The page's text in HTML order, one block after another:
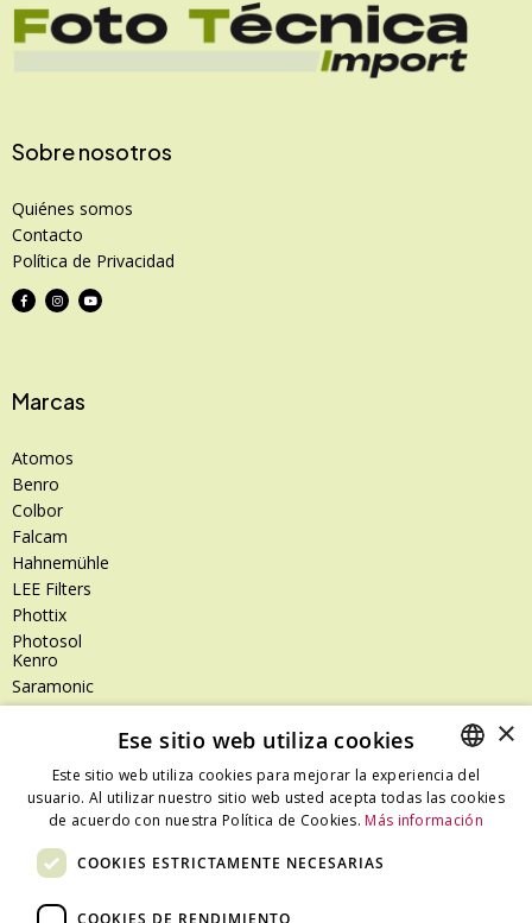
Sobre nosotros
Quiénes somos
Contacto
Política de Privacidad
Marcas
Atomos
Benro
Colbor
Falcam
Hahnemühle
LEE Filters
Phottix
Photosol
Kenro
Saramonic
Shimoda
SanDisk Professional
Tenba
Zeiss
SPANISH
×
Ese sitio web utiliza cookies
Este sitio web utiliza cookies para mejorar la experiencia del
usuario. Al utilizar nuestro sitio web usted acepta todas las cookies
de acuerdo con nuestra Política de Cookies. Más información
COOKIES ESTRICTAMENTE NECESARIAS
COOKIES DE RENDIMIENTO